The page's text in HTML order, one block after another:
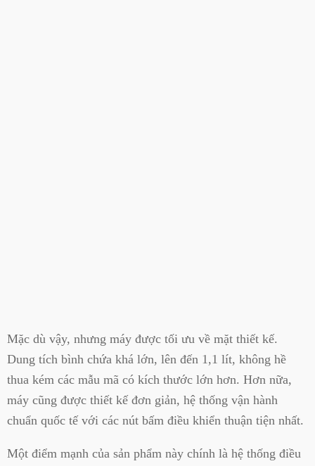
Mặc dù vậy, nhưng máy được tối ưu về mặt thiết kế.
Dung tích bình chứa khá lớn, lên đến 1,1 lít, không hề
thua kém các mẫu mã có kích thước lớn hơn. Hơn nữa,
máy cũng được thiết kế đơn giản, hệ thống vận hành
chuẩn quốc tế với các nút bấm điều khiển thuận tiện nhất.
Một điểm mạnh của sản phẩm này chính là hệ thống điều